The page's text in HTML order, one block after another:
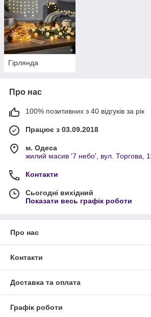
Гірлянда
Про нас
100% позитивних з 40 відгуків за рік
Працює з 03.09.2018
м. Одеса
жилий масив '7 небо', вул. Торгова,
Контакти
Сьогодні вихідний
Показати весь графік роботи
Про нас
Контакти
Доставка та оплата
Графік роботи